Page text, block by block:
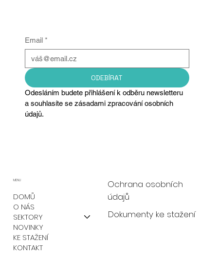
Email *
ODEBÍRAT
Odesláním budete přihlášení k odběru newsletteru
a souhlasíte se zásadami zpracování osobních
údajů.
DOMŮ
O NÁS
SEKTORY
NOVINKY
KE STAŽENÍ
KONTAKT
MENU
Ochrana osobních
údajů
Dokumenty ke stažení